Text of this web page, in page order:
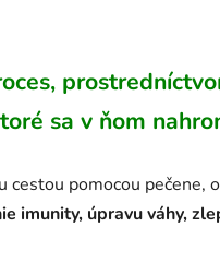
sa v ňom
pomocou pečene,
imunity, úpravu váhy,